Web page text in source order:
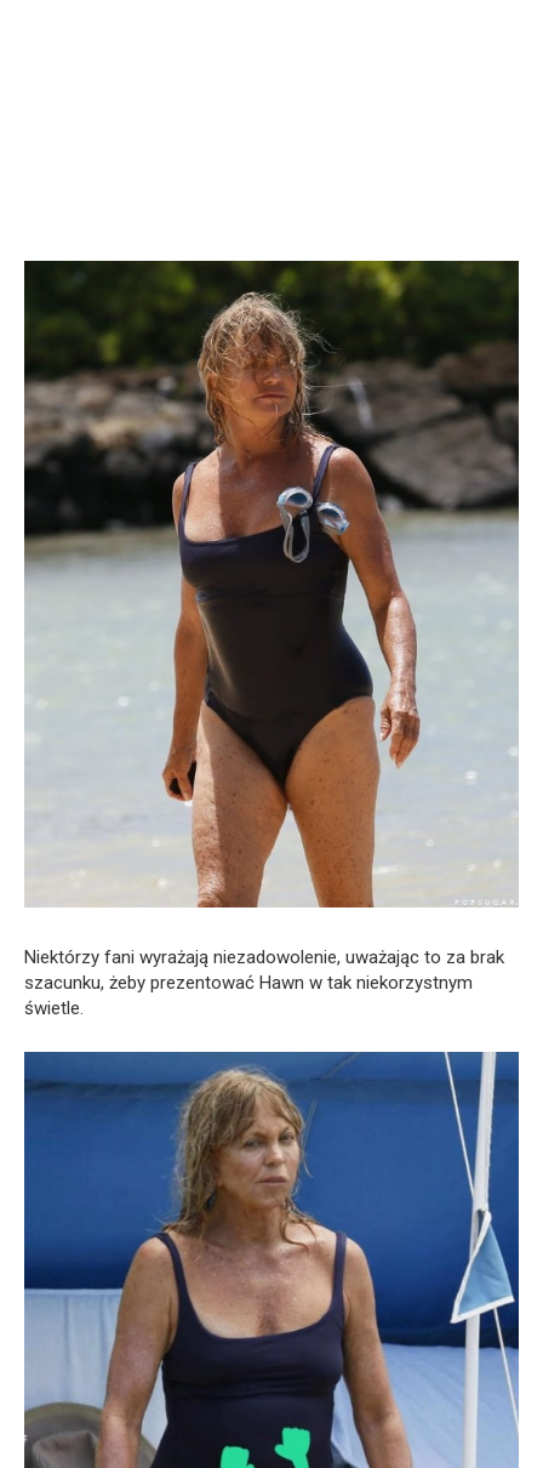
Niektórzy fani wyrażają niezadowolenie, uważając to za brak
szacunku, żeby prezentować Hawn w tak niekorzystnym
świetle.